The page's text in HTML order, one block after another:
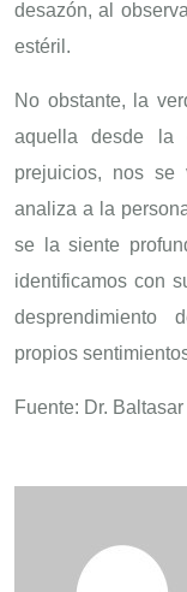
desazón, al
estéril.
No obstante, la
aquella desde
prejuicios, nos
analiza a la
se la siente
identificamos con
desprendimiento
propios
Fuente: Dr.